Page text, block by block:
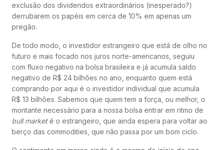
exclusão dos dividendos extraordinários (inesperado?)
derrubarem os papéis em cerca de 10% em apenas um
pregão.
De todo modo, o investidor estrangeiro que está de olho no
futuro e mais focado nos juros norte-americanos, seguiu
com fluxo negativo na bolsa brasileira e já acumula saldo
negativo de R$ 24 bilhões no ano, enquanto quem está
comprando por aqui é o investidor individual que acumula
R$ 13 bilhões. Sabemos que quem tem a força, ou melhor, o
montante necessário para a nossa bolsa entrar em ritmo de
bull marketé o estrangeiro, que ainda espera para voltar ao
berço das commodities, que não passa por um bom ciclo.